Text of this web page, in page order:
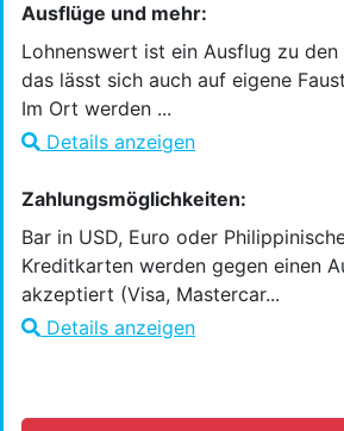
Ausflüge und mehr:
Lohnenswert ist ein Ausflug zu den
das lässt sich auch auf eigene
Im Ort werden ...
Details anzeigen
Zahlungsmöglichkeiten:
Bar in USD, Euro oder
Kreditkarten werden gegen einen
akzeptiert (Visa, Mastercar...
Details anzeigen